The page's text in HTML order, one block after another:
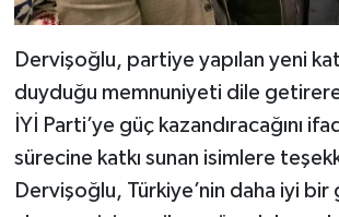
Dervişoğlu, partiye yapılan yeni
duyduğu memnuniyeti dile
İYİ Parti’ye güç kazandıracağını
sürecine katkı sunan isimlere
Dervişoğlu, Türkiye’nin daha iyi